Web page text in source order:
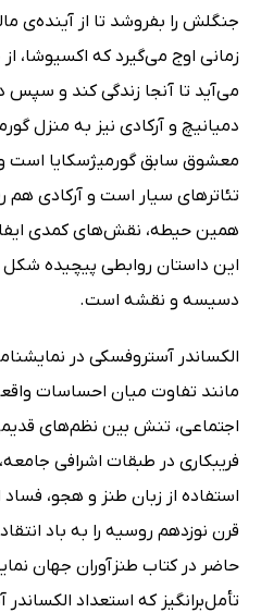
جنگلش را بفروشد تا از آینده‌ی
زمانی اوج می‌گیرد که اکسیوشا،
می‌آید تا آنجا زندگی کند و سپس
دمیانیچ و آرکادی نیز به منزل
معشوق سابق گورمیژسکایا است و
تئاترهای سیار است و آرکادی
همین حیطه، نقش‌های کمدی
این داستان روابطی پیچیده شکل
دسیسه و نقشه است.
الکساندر آستروفسکی در
مانند تفاوت میان احساسات
اجتماعی، تنش بین نظم‌های
فریبکاری در طبقات اشرافی
استفاده از زبان طنز و هجو، فساد
قرن نوزدهم روسیه را به باد
تأمل‌برانگیز که استعداد